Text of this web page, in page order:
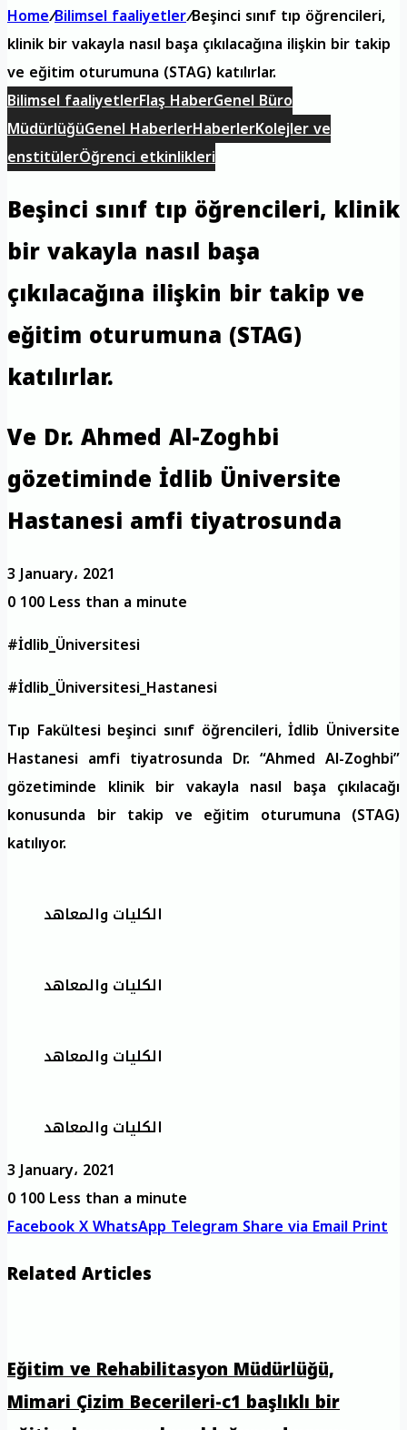
Home/Bilimsel faaliyetler/Beşinci sınıf tıp öğrencileri,
klinik bir vakayla nasıl başa çıkılacağına ilişkin bir takip
ve eğitim oturumuna (STAG) katılırlar.
Bilimsel faaliyetlerFlaş HaberGenel Büro
MüdürlüğüGenel HaberlerHaberlerKolejler ve
enstitülerÖğrenci etkinlikleri
Beşinci sınıf tıp öğrencileri, klinik
bir vakayla nasıl başa
çıkılacağına ilişkin bir takip ve
eğitim oturumuna (STAG)
katılırlar.
Ve Dr. Ahmed Al-Zoghbi
gözetiminde İdlib Üniversite
Hastanesi amfi tiyatrosunda
3 January، 2021
0100Less than a minute
#İdlib_Üniversitesi
#İdlib_Üniversitesi_Hastanesi
Tıp Fakültesi beşinci sınıf öğrencileri, İdlib Üniversite
Hastanesi amfi tiyatrosunda Dr. “Ahmed Al-Zoghbi”
gözetiminde klinik bir vakayla nasıl başa çıkılacağı
konusunda bir takip ve eğitim oturumuna (STAG)
katılıyor.
الكليات والمعاهد
الكليات والمعاهد
الكليات والمعاهد
الكليات والمعاهد
3 January، 2021
0100Less than a minute
FacebookXWhatsAppTelegramShare via EmailPrint
Related Articles
Eğitim ve Rehabilitasyon Müdürlüğü,
Mimari Çizim Becerileri-c1 başlıklı bir